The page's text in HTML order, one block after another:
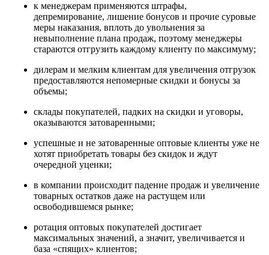
к менеджерам применяются штрафы,
депремирование, лишение бонусов и прочие суровые
меры наказания, вплоть до увольнения за
невыполнение плана продаж, поэтому менеджеры
стараются отгрузить каждому клиенту по максимуму;
дилерам и мелким клиентам для увеличения отгрузок
предоставляются непомерные скидки и бонусы за
объемы;
склады покупателей, падких на скидки и уговоры,
оказываются затоваренными;
успешные и не затоваренные оптовые клиенты уже не
хотят приобретать товары без скидок и ждут
очередной уценки;
в компании происходит падение продаж и увеличение
товарных остатков даже на растущем или
освободившемся рынке;
ротация оптовых покупателей достигает
максимальных значений, а значит, увеличивается и
база «спящих» клиентов;